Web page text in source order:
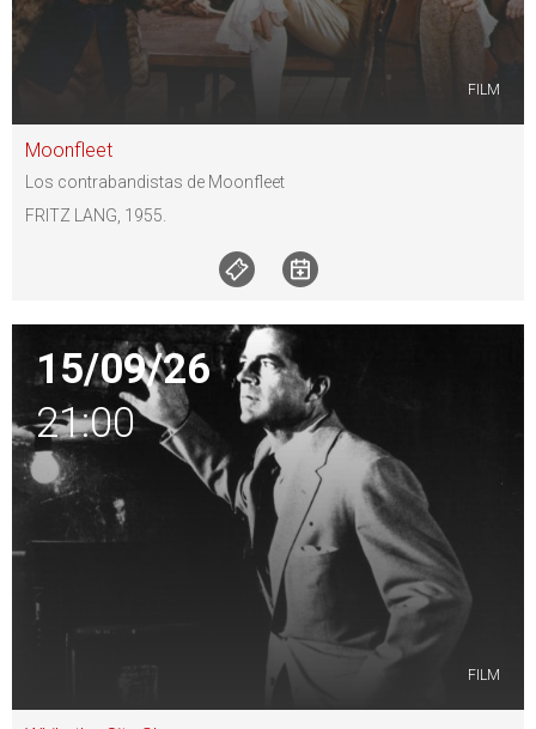
FILM
Moonfleet
Los contrabandistas de Moonfleet
FRITZ LANG, 1955.
15/09/26
21:00
FILM